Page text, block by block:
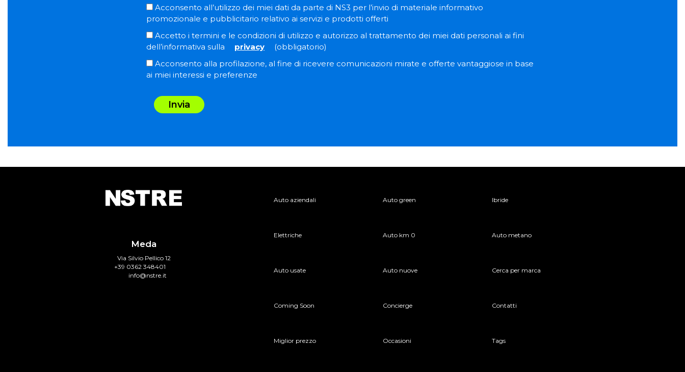
Acconsento all’utilizzo dei miei dati da parte di NS3 per l’invio di materiale informativo
promozionale e pubblicitario relativo ai servizi e prodotti offerti
Accetto i termini e le condizioni di utilizzo e autorizzo al trattamento dei miei dati personali ai fini
dell’informativa sulla
privacy
(obbligatorio)
Acconsento alla profilazione, al fine di ricevere comunicazioni mirate e offerte vantaggiose in base
ai miei interessi e preferenze
Invia
Meda
Via Silvio Pellico 12
+39 0362 348401
info@nstre.it
Auto aziendali Auto green Ibride
Elettriche Auto km 0 Auto metano
Auto usate Auto nuove Cerca per marca
Coming Soon Concierge Contatti
Miglior prezzo Occasioni Tags